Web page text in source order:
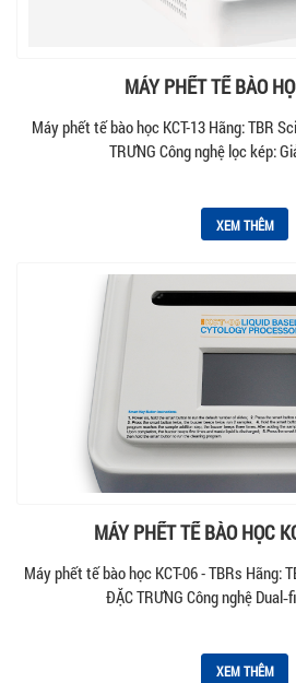
MÁY PHẾT TẾ BÀO
Máy phết tế bào học KCT-13 Hãng: TBR
TRƯNG Công nghệ lọc kép:
XEM THÊM
MÁY PHẾT TẾ BÀO HỌC
Máy phết tế bào học KCT-06 - TBRs Hãng:
ĐẶC TRƯNG Công nghệ
XEM THÊM